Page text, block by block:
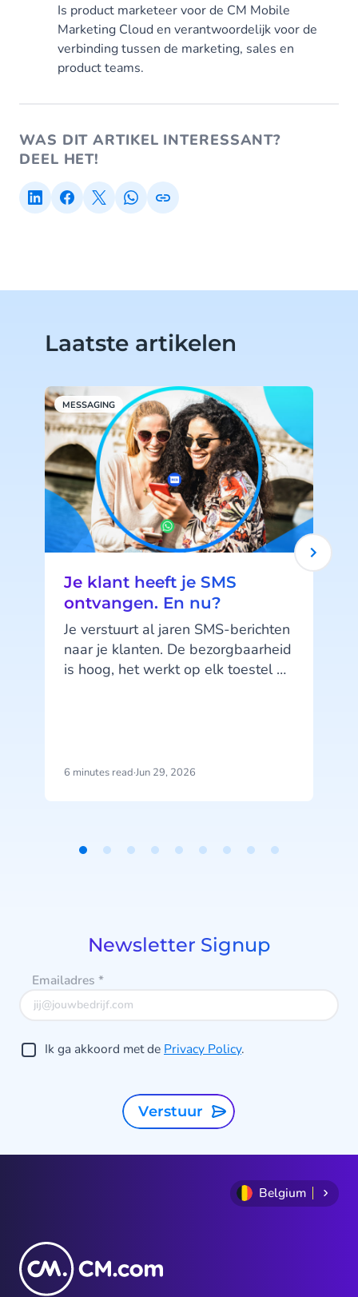
Is product marketeer voor de CM Mobile
Marketing Cloud en verantwoordelijk voor de
verbinding tussen de marketing, sales en
product teams.
WAS DIT ARTIKEL INTERESSANT?
DEEL HET!
Laatste artikelen
MESSAGING
Je klant heeft je SMS
ontvangen. En nu?
Je verstuurt al jaren SMS-berichten
naar je klanten. De bezorgbaarheid
is hoog, het werkt op elk toestel en
6 minutes read·Jun 29, 2026
Newsletter Signup
Emailadres *
Ik ga akkoord met de Privacy Policy.
Verstuur
Belgium